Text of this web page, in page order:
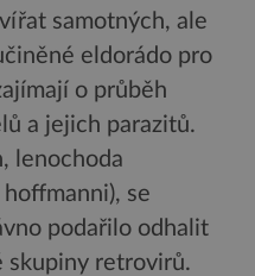
samotných, ale
eldorádo pro
o průběh
a jejich parazitů.
lenochoda
se
podařilo odhalit
skupiny retrovirů.